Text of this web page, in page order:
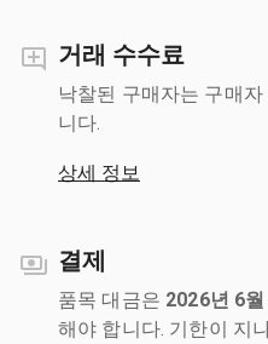
거래 수수료
낙찰된 구매자는 구매
니다.
상세 정보
결제
품목 대금은 2026년 6
해야 합니다. 기한이 지